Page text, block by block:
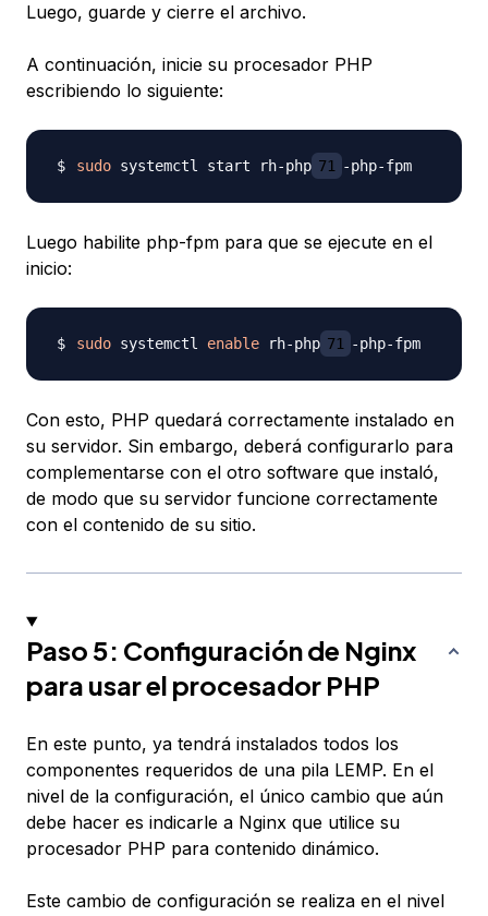
Luego, guarde y cierre el archivo.
A continuación, inicie su procesador PHP
escribiendo lo siguiente:
sudo systemctl start rh-php 71
Luego habilite php-fpm para que se ejecute en el
inicio:
sudo systemctl enable rh-php 71
Con esto, PHP quedará correctamente instalado en
su servidor. Sin embargo, deberá configurarlo para
complementarse con el otro software que instaló,
de modo que su servidor funcione correctamente
con el contenido de su sitio.
Paso 5: Configuración de Nginx
para usar el procesador PHP
En este punto, ya tendrá instalados todos los
componentes requeridos de una pila LEMP. En el
nivel de la configuración, el único cambio que aún
debe hacer es indicarle a Nginx que utilice su
procesador PHP para contenido dinámico.
Este cambio de configuración se realiza en el nivel